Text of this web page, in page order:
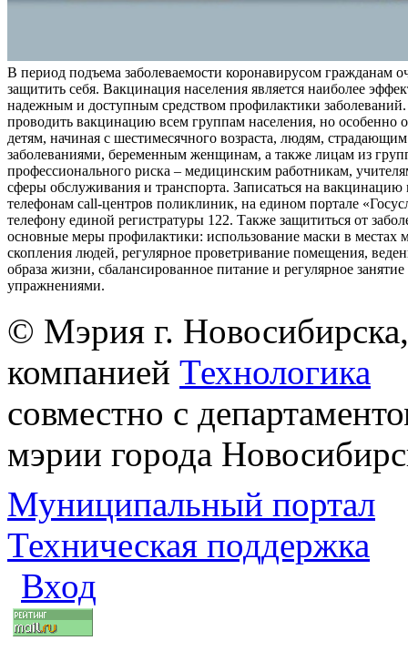
В период подъема заболеваемости коронавирусом гражданам
защитить себя. Вакцинация населения является наиболее
надежным и доступным средством профилактики заболеваний.
проводить вакцинацию всем группам населения, но особенно
детям, начиная с шестимесячного возраста, людям,
заболеваниями, беременным женщинам, а также лицам из
профессионального риска – медицинским работникам,
сферы обслуживания и транспорта. Записаться на
телефонам call-центров поликлиник, на едином портале
телефону единой регистратуры 122. Также защититься от
основные меры профилактики: использование маски в местах
скопления людей, регулярное проветривание помещения,
образа жизни, сбалансированное питание и регулярное
упражнениями.
© Мэрия г.
компанией Технологика
совместно с
мэрии города
Муниципальный портал
Техническая поддержка
Вход